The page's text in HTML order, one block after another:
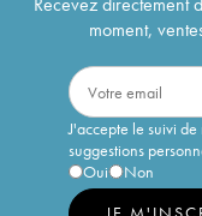
moment,
J'accepte le suivi
suggestions
Oui
Non